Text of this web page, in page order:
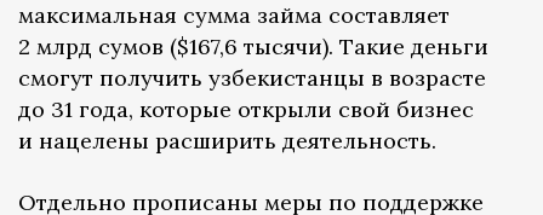
максимальная сумма займа составляет
2 млрд сумов ($167,6 тысячи). Такие деньги
смогут получить узбекистанцы в возрасте
до 31 года, которые открыли свой бизнес
и нацелены расширить деятельность.
Отдельно прописаны меры по поддержке